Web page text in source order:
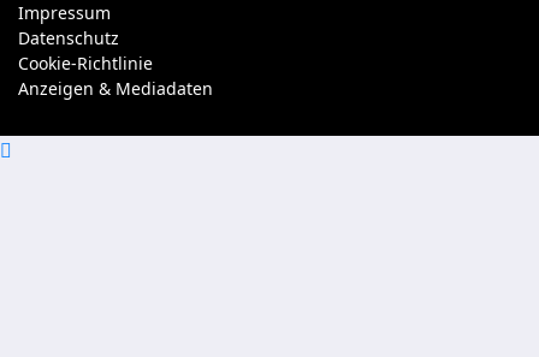
Impressum
Datenschutz
Cookie-Richtlinie
Anzeigen & Mediadaten